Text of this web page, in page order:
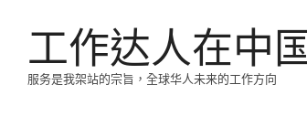
工作达人在中
服务是我架站的宗旨，全球华人未来的工作方向